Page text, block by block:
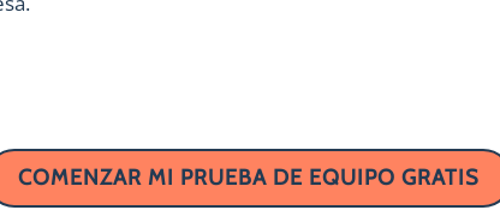
COMENZAR MI PRUEBA DE EQUIPO GRATIS